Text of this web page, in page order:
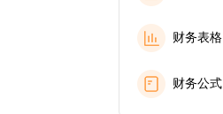
财务表格
财务公式